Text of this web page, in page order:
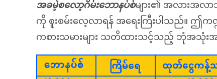
အခမဲ့စလော့ဂိမ်းဘောနပ်စ်များ၏ အလားအလ
ကို စူးစမ်းလေ့လာရန် အရေးကြီးပါသည်။ ဤက
ကစားသမားများ သတိထားသင့်သည့် ဘုံအသုံးအနှုန်